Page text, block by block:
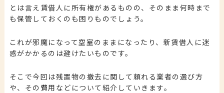
とは言え賃借人に所有権があるものの、そのまま何時まで
も保管しておくのも困りものでしょう。
これが邪魔になって空室のままになったり、新賃借人に迷
惑がかかるのは避けたいものです。
そこで今回は残置物の撤去に関して頼れる業者の選び方
や、その費用などについて紹介していきます。